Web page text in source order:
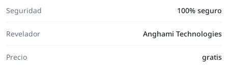
Seguridad 100% seguro
Revelador Anghami Technologies
Precio gratis